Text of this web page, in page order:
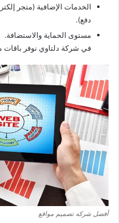
الخدمات الإضافية (متجر
دفع).
مستوى الحماية والاستضافة.
في شركة دلتاوي نوفر باقات
أفضل شركه تصميم مواقع